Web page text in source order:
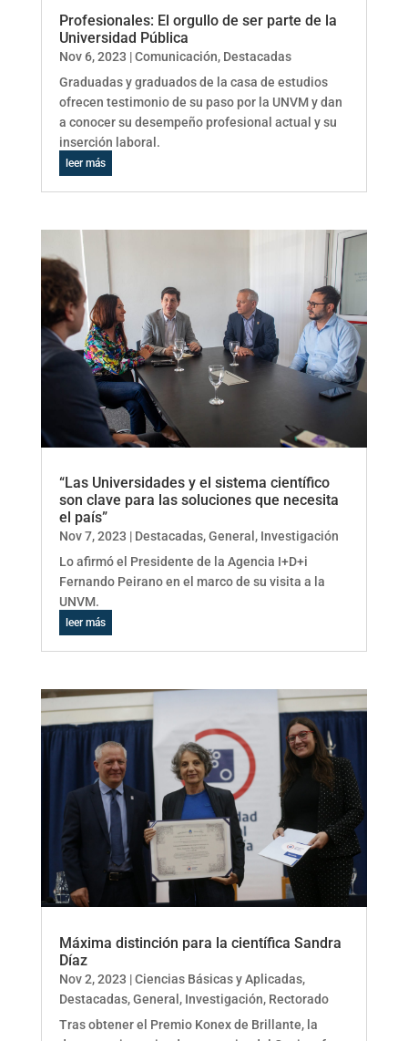
Profesionales: El orgullo de ser parte de la
Universidad Pública
Nov 6, 2023 |Comunicación, Destacadas
Graduadas y graduados de la casa de estudios
ofrecen testimonio de su paso por la UNVM y dan
a conocer su desempeño profesional actual y su
inserción laboral.
leer más
“Las Universidades y el sistema científico
son clave para las soluciones que necesita
el país”
Nov 7, 2023 | Destacadas,General , Investigación
Lo afirmó el Presidente de la Agencia I+D+i
Fernando Peirano en el marco de su visita a la
UNVM.
leer más
Máxima distinción para la científica Sandra
Díaz
Nov 2, 2023 |Ciencias Básicas y Aplicadas,
Destacadas,General, Investigación, Rectorado
Tras obtener el Premio Konex de Brillante, la